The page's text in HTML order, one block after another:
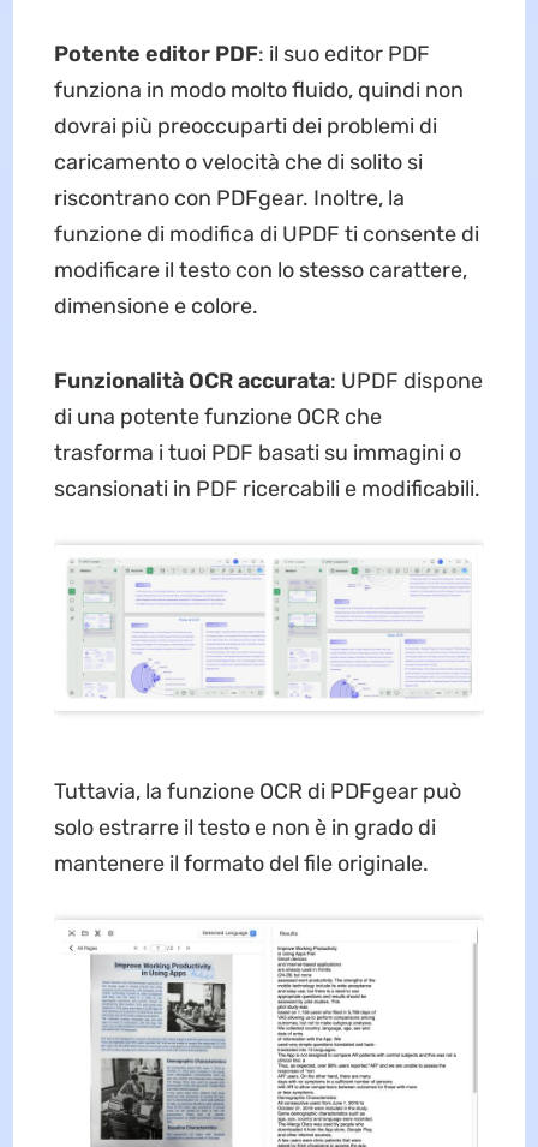
Potente editor PDF: il suo editor PDF
funziona in modo molto fluido, quindi non
dovrai più preoccuparti dei problemi di
caricamento o velocità che di solito si
riscontrano con PDFgear. Inoltre, la
funzione di modifica di UPDF ti consente di
modificare il testo con lo stesso carattere,
dimensione e colore.
Funzionalità OCR accurata: UPDF dispone
di una potente funzione OCR che
trasforma i tuoi PDF basati su immagini o
scansionati in PDF ricercabili e modificabili.
Tuttavia, la funzione OCR di PDFgear può
solo estrarre il testo e non è in grado di
mantenere il formato del file originale.